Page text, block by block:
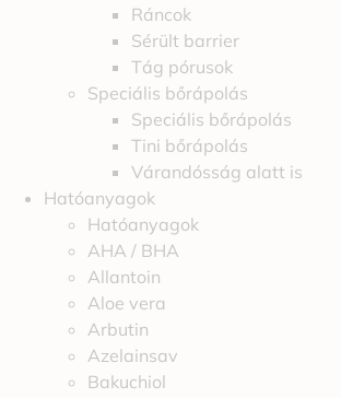
Ráncok
Sérült barrier
Tág pórusok
Speciális bőrápolás
Speciális bőrápolás
Tini bőrápolás
Várandósság alatt is
Hatóanyagok
Hatóanyagok
AHA / BHA
Allantoin
Aloe vera
Arbutin
Azelainsav
Bakuchiol